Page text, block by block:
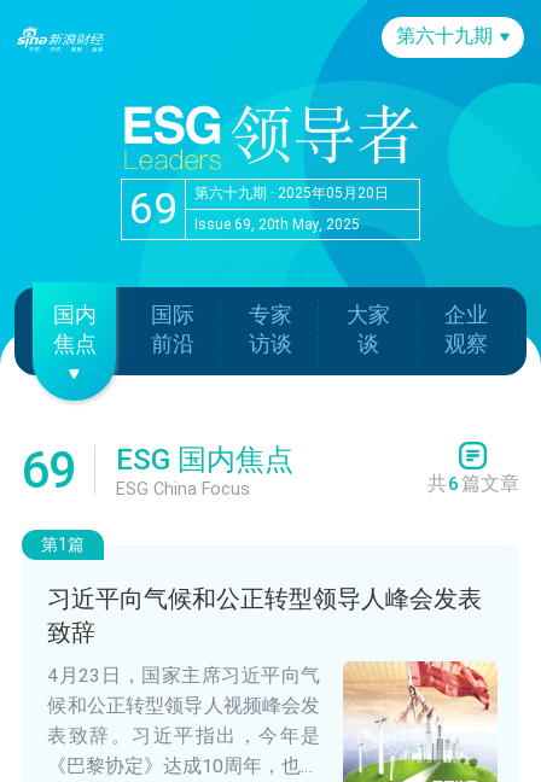
第六十九期
69
第六十九期 · 2025年05月20日
Issue 69, 20th May, 2025
国内
焦点
国际
前沿
专家
访谈
大家
谈
企业
观察
69 ESG 国内焦点
ESG China Focus 共6篇文章
第1篇
习近平向气候和公正转型领导人峰会发表
致辞
4月23日，国家主席习近平向气
候和公正转型领导人视频峰会发
表致辞。习近平指出，今年是
《巴黎协定》达成10周年，也是